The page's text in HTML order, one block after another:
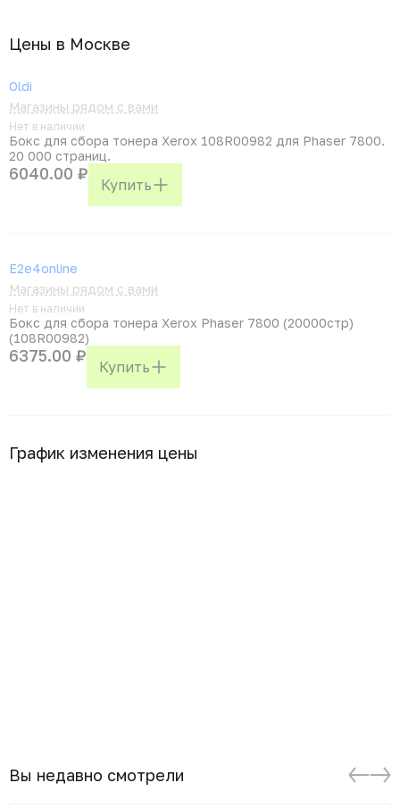
Цены в Москвe
Oldi
Магазины рядом с вами
Нет в наличии
Бокс для сбора тонера Xerox 108R00982 для Phaser 7800.
20 000 страниц.
6040.00 ₽
Купить
E2e4online
Магазины рядом с вами
Нет в наличии
Бокс для сбора тонера Xerox Phaser 7800 (20000стр)
(108R00982)
6375.00 ₽
Купить
График изменения цены
Вы недавно смотрели